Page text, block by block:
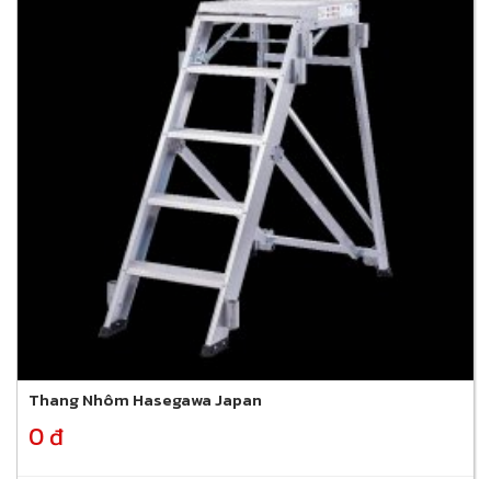
Thang Nhôm Hasegawa Japan
0 đ